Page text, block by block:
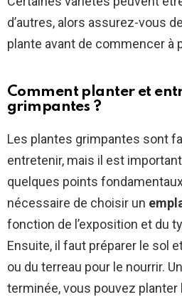
d’autres, alors assurez-vous
plante avant de commencer à
Comment planter et
grimpantes ?
Les plantes grimpantes sont
entretenir, mais il est
quelques points
nécessaire de choisir un
fonction de l’exposition et du
Ensuite, il faut préparer le sol
ou du terreau pour le nourrir.
terminée, vous pouvez planter